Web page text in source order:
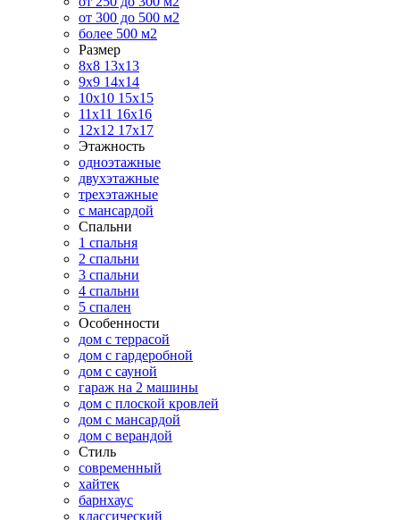
от 300 до 500 м2
более 500 м2
Размер
8х8 13х13
9х9 14х14
10х10 15х15
11x11 16х16
12х12 17х17
Этажность
одноэтажные
двухэтажные
трехэтажные
с мансардой
Спальни
1 спальня
2 спальни
3 спальни
4 спальни
5 спален
Особенности
дом с террасой
дом с гардеробной
дом с сауной
гараж на 2 машины
дом с плоской кровлей
дом с мансардой
дом с верандой
Стиль
современный
хайтек
барнхаус
классический